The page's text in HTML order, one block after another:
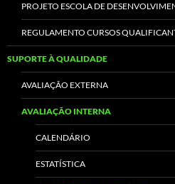
PROJETO ESCOLA DE
REGULAMENTO CURSOS
SUPORTE À QUALIDADE
AVALIAÇÃO EXTERNA
AVALIAÇÃO INTERNA
CALENDÁRIO
ESTATÍSTICA